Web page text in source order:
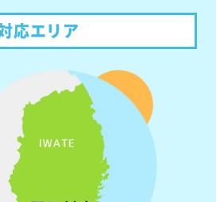
応エリア